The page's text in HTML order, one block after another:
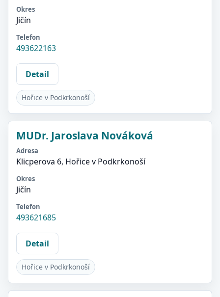
Okres
Jičín
Telefon
493622163
Detail
Hořice v Podkrkonoší
MUDr. Jaroslava Nováková
Adresa
Klicperova 6, Hořice v Podkrkonoší
Okres
Jičín
Telefon
493621685
Detail
Hořice v Podkrkonoší